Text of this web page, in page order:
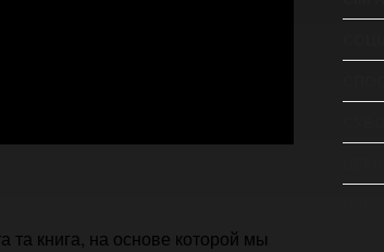
та книга, на основе которой мы